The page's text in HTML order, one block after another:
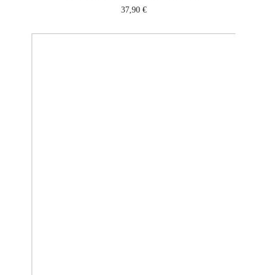
37,90 €